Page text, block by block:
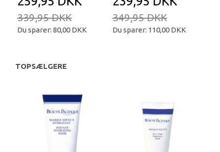
339,95 DKK
Du sparer: 80,00 DKK
349,95 DKK
Du sparer: 110,00 DKK
TOPSÆLGERE